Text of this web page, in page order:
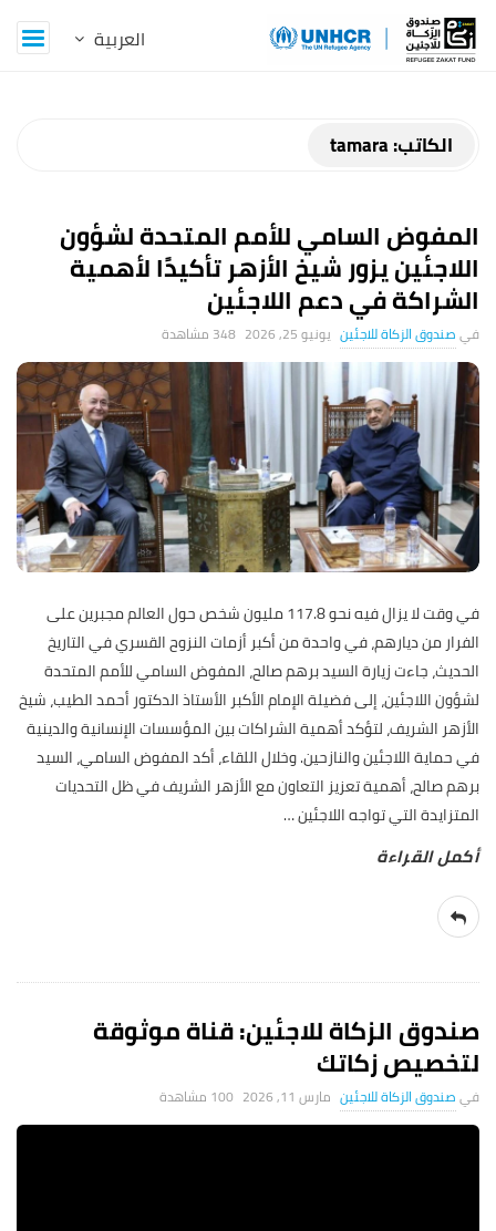
Z
a
t
B
l
o
g
الكاتب:tamara
المفوض السامي للأمم المتحدة لشؤون
اللاجئين يزور شيخ الأزهر تأكيدًا لأهمية
الشراكة في دعم اللاجئين
صندوق الزكاة للاجئين يونيو 25, 2026 348 ‎مشاهدة
في وقت لا يزال فيه نحو 117.8 مليون شخص حول العالم مجبرين على
الفرار من ديارهم، في واحدة من أكبر أزمات النزوح القسري في التاريخ
الحديث، جاءت زيارة السيد برهم صالح، المفوض السامي للأمم المتحدة
لشؤون اللاجئين، إلى فضيلة الإمام الأكبر الأستاذ الدكتور أحمد الطيب، شيخ
الأزهر الشريف، لتؤكد أهمية الشراكات بين المؤسسات الإنسانية والدينية
في حماية اللاجئين والنازحين. وخلال اللقاء، أكد المفوض السامي، السيد
برهم صالح، أهمية تعزيز التعاون مع الأزهر الشريف في ظل التحديات
المتزايدة التي تواجه اللاجئين…
صندوق الزكاة للاجئين: قناة موثوقة
لتخصيص زكاتك
صندوق الزكاة للاجئين مارس 11, 2026 100 ‎مشاهدة